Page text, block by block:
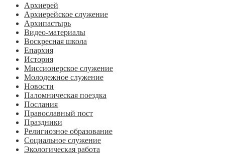
Архиерей
Архиерейское служение
Архипастырь
Видео-материалы
Воскресная школа
Епархия
История
Миссионерское служение
Молодежное служение
Новости
Паломническая поездка
Послания
Православный пост
Праздники
Религиозное образование
Социальное служение
Экологическая работа